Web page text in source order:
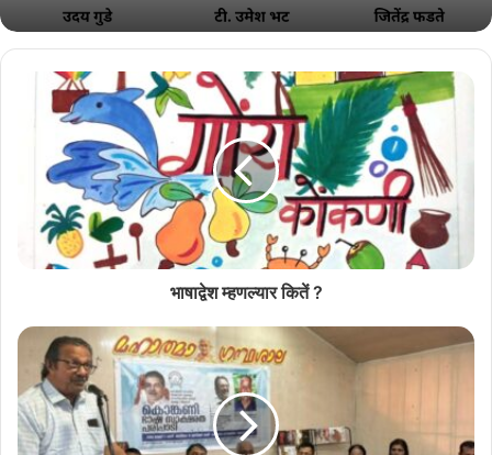
राश्ट्रीय नाट्य महोत्सवात सादर जातलें ‘देश राग’
July 11, 2026
शिरगावचें जात्रेंत जाल्ले खेटाखेटींत 40 ते 50 भाविक जखमी जाल्ल्याची म्हायती
मेळ्ळ्या. जाल्यार आतां मेरेन स भाविकांक मरण आयलें. सुर्या मयेकार,(सांखळे),
आदित्य कवठणकार (17, अवचीतवाडो), तनुजा कवठणकार (52), यशवंत केरकार
(40, माडेल, थीवे), प्रतिभा कळंगुटकार (कुंभारजुवे) आनी सागर नंदरगे,(माठवाडो,
पिळगांव अशी मरण आयिल्ल्यांची नावां आसा.
सगळ्यो सरकारी कार्यावळी रद्द
भाषाद्वेश म्हणल्यार कितें ?